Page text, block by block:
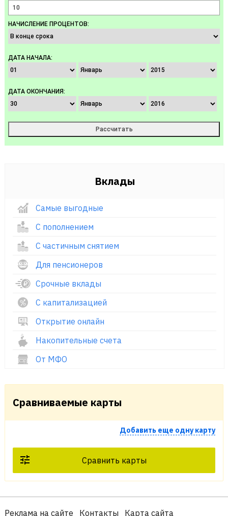
НАЧИСЛЕНИЕ ПРОЦЕНТОВ:
ДАТА НАЧАЛА:
ДАТА ОКОНЧАНИЯ:
Вклады
Самые выгодные
С пополнением
С частичным снятием
Для пенсионеров
Срочные вклады
С капитализацией
Открытие онлайн
Накопительные счета
От МФО
Сравниваемые карты
Добавить еще одну карту
Сравнить карты
Реклама на сайте Контакты Карта сайта